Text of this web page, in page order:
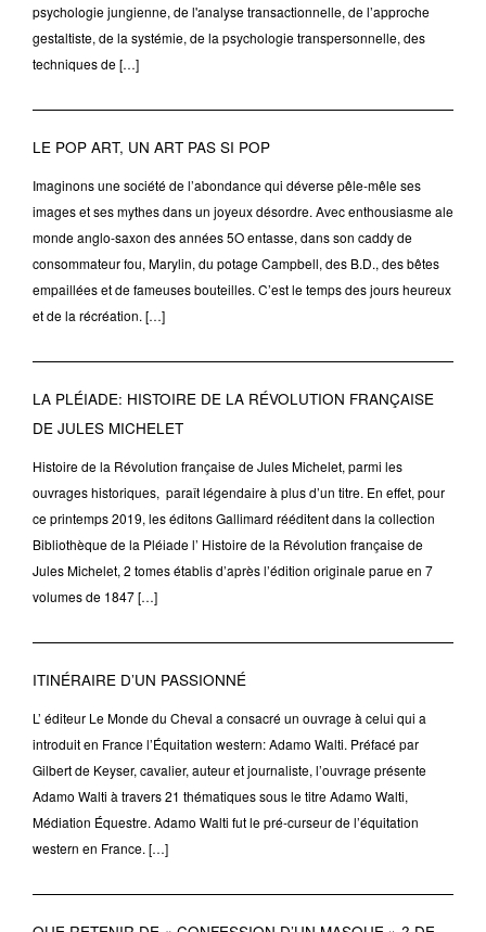
psychologie jungienne, de l'analyse transactionnelle, de l’approche
gestaltiste, de la systémie, de la psychologie transpersonnelle, des
techniques de […]
LE POP ART, UN ART PAS SI POP
Imaginons une société de l’abondance qui déverse pêle-mêle ses
images et ses mythes dans un joyeux désordre. Avec enthousiasme ale
monde anglo-saxon des années 5O entasse, dans son caddy de
consommateur fou, Marylin, du potage Campbell, des B.D., des bêtes
empaillées et de fameuses bouteilles. C’est le temps des jours heureux
et de la récréation. […]
LA PLÉIADE: HISTOIRE DE LA RÉVOLUTION FRANÇAISE
DE JULES MICHELET
Histoire de la Révolution française de Jules Michelet, parmi les
ouvrages historiques, paraît légendaire à plus d’un titre. En effet, pour
ce printemps 2019, les éditons Gallimard rééditent dans la collection
Bibliothèque de la Pléiade l’ Histoire de la Révolution française de
Jules Michelet, 2 tomes établis d’après l’édition originale parue en 7
volumes de 1847 […]
ITINÉRAIRE D’UN PASSIONNÉ
L’ éditeur Le Monde du Cheval a consacré un ouvrage à celui qui a
introduit en France l’Équitation western: Adamo Walti. Préfacé par
Gilbert de Keyser, cavalier, auteur et journaliste, l’ouvrage présente
Adamo Walti à travers 21 thématiques sous le titre Adamo Walti,
Médiation Équestre. Adamo Walti fut le pré-curseur de l’équitation
western en France. […]